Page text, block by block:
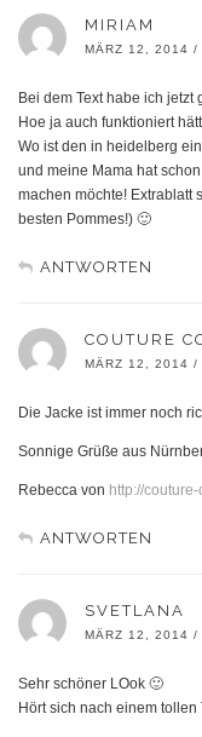
MIRIAM
MÄRZ 12, 2014 /
Bei dem Text habe ich jetzt
Hoe ja auch funktioniert
Wo ist den in heidelberg
und meine Mama hat
machen möchte! Extrablatt
besten Pommes!) 🙂
ANTWORTEN
COUTURE
MÄRZ 12, 2014 /
Die Jacke ist immer noch
Sonnige Grüße aus
Rebecca von http://
ANTWORTEN
SVETLANA
MÄRZ 12, 2014 /
Sehr schöner LOok 🙂
Hört sich nach einem tollen